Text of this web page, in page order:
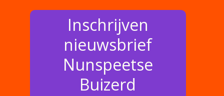
Inschrijven
nieuwsbrief
Nunspeetse
Buizerd